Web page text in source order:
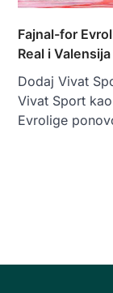
Fajnal-for
Real i
Dodaj Vivat
Vivat Sport
Evrolige